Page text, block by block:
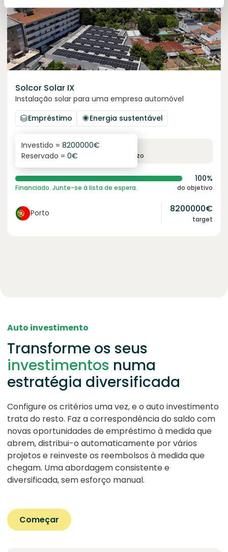
Solcor Solar IX
Instalação solar para uma empresa automóvel
Empréstimo
Energia sustentável
6.1%
juro anual prazo
Investido = 8200000€
Reservado = 0€
100%
Financiado. Junte-se à lista de espera. do objetivo
Porto 8200000€
target
Auto investimento
Transforme os seus
investimentos numa
estratégia diversificada
Configure os critérios uma vez, e o auto investimento
trata do resto. Faz a correspondência do saldo com
novas oportunidades de empréstimo à medida que
abrem, distribui-o automaticamente por vários
projetos e reinveste os reembolsos à medida que
chegam. Uma abordagem consistente e
diversificada, sem esforço manual.
Começar